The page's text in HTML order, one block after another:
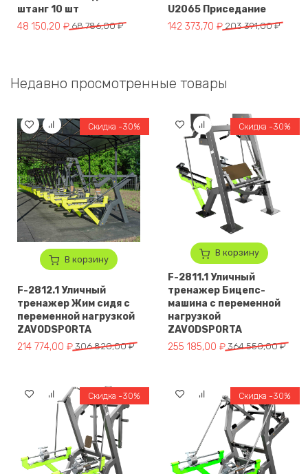
штанг 10 шт
68 786,00₽
Первоначальная цена составляла 68 786,00 ₽.
48 150,20 ₽
Текущая цена: 48 150,20 ₽.
U2065 Приседание
203 391,00₽
Первоначальная цена
142 373,70 ₽
Текущая цена: 142 373,70 ₽.
Недавно просмотренные товары
В корзину
Скидка -30%
F-2812.1 Уличный
тренажер Жим сидя с
переменной нагрузкой
ZAVODSPORTA
306 820,00₽
Первоначальная цена составляла 306 820,00 ₽.
214 774,00 ₽
Текущая цена: 214 774,00 ₽.
В корзину
Скидка -30%
F-2811.1 Уличный
тренажер Бицепс-
машина с переменной
нагрузкой
ZAVODSPORTA
364 550,00₽
Первоначальная цена
255 185,00 ₽
Текущая цена: 255 185,00 ₽.
Скидка -30% Скидка -30%